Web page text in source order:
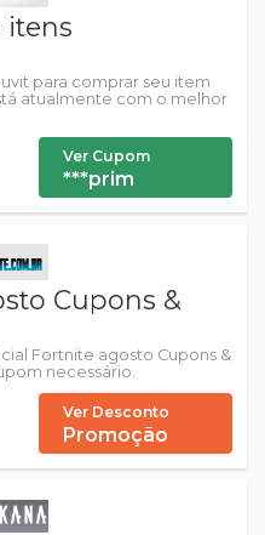
itens
para comprar seu item
atualmente com o melhor
Ver Cupom
***prim
Cupons &
Fortnite agosto Cupons &
necessário.
Ver Desconto
Promoção